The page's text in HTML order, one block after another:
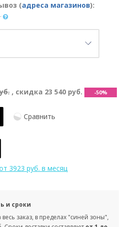
(адреса магазинов):
, скидка 23 540 руб. -50%
Сравнить
3923 руб. в месяц
и сроки
весь заказ, в пределах "синей зоны",